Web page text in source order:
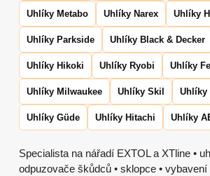
Uhlíky Metabo Uhlíky Narex Uhlíky
Uhlíky Parkside Uhlíky Black & Decker
Uhlíky Hikoki Uhlíky Ryobi Uhlíky
Uhlíky Milwaukee Uhlíky Skil Uhlíky
Uhlíky Güde Uhlíky Hitachi Uhlíky
Specialista na nářadí EXTOL a XTline •
odpuzovače škůdců • sklopce •